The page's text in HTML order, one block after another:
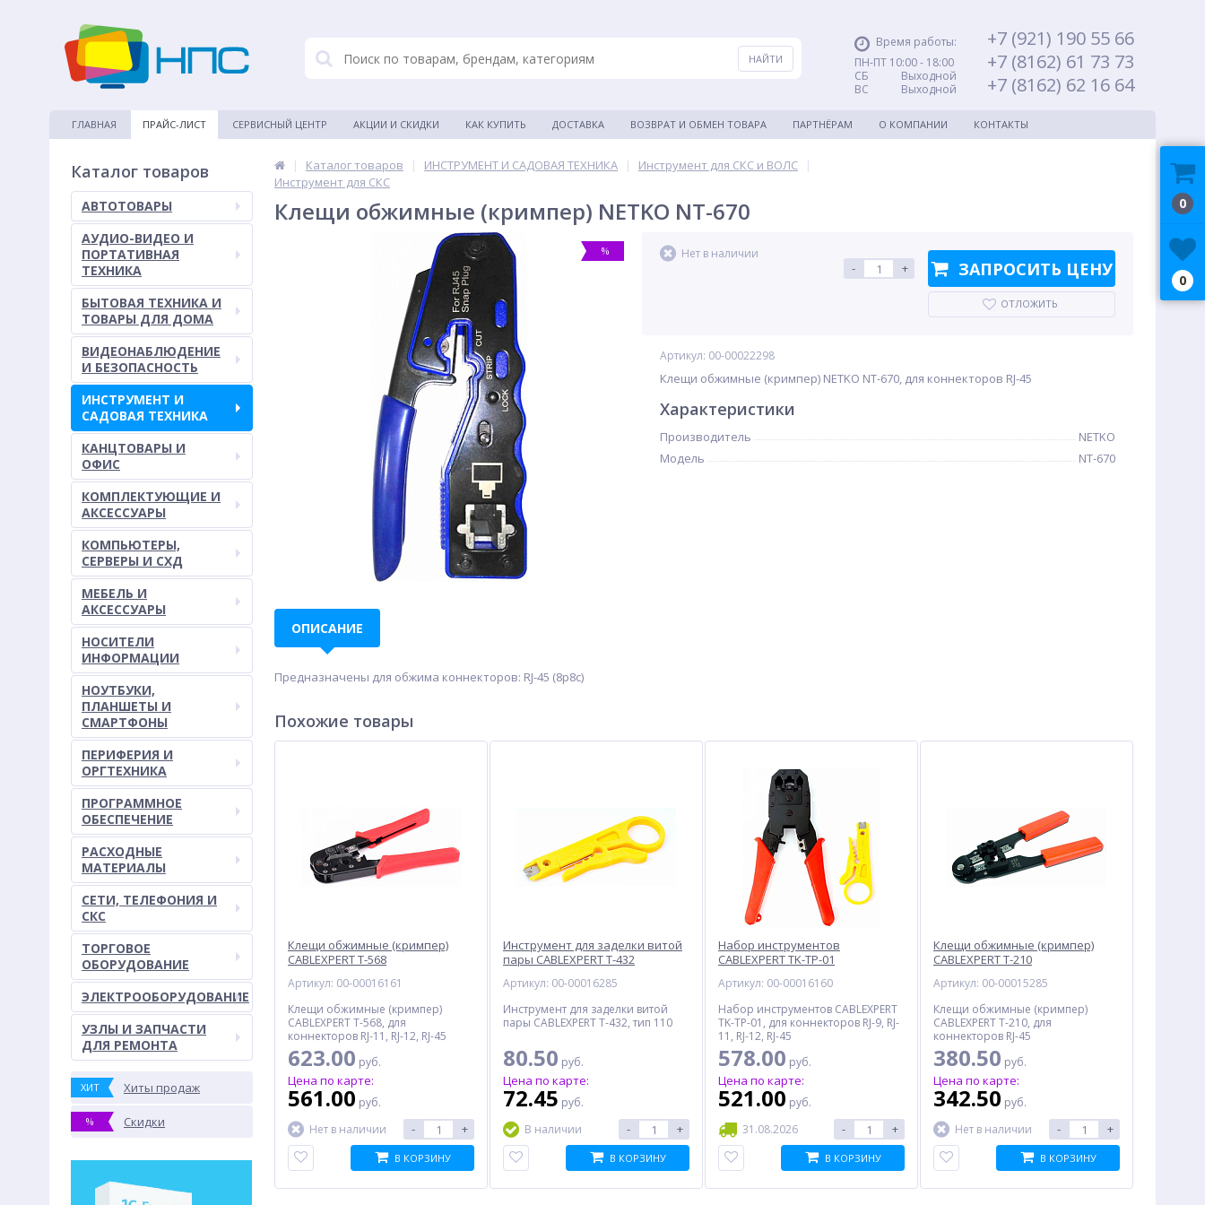
Время работы:
ПН-ПТ 10:00 - 18:00
СБ Выходной
ВС Выходной
+7 (921) 190 55 66
+7 (8162) 61 73 73
+7 (8162) 62 16 64
ГЛАВНАЯ ПРАЙС-ЛИСТ СЕРВИСНЫЙ ЦЕНТР АКЦИИ И СКИДКИ КАК КУПИТЬ ДОСТАВКА ВОЗВРАТ И ОБМЕН ТОВАРА ПАРТНЁРАМ О КОМПАНИИ КОНТАКТЫ
Каталог товаров
АВТОТОВАРЫ
АУДИО-ВИДЕО И
ПОРТАТИВНАЯ
ТЕХНИКА
БЫТОВАЯ ТЕХНИКА И
ТОВАРЫ ДЛЯ ДОМА
ВИДЕОНАБЛЮДЕНИЕ
И БЕЗОПАСНОСТЬ
ИНСТРУМЕНТ И
САДОВАЯ ТЕХНИКА
КАНЦТОВАРЫ И
ОФИС
КОМПЛЕКТУЮЩИЕ И
АКСЕССУАРЫ
КОМПЬЮТЕРЫ,
СЕРВЕРЫ И СХД
МЕБЕЛЬ И
АКСЕССУАРЫ
НОСИТЕЛИ
ИНФОРМАЦИИ
НОУТБУКИ,
ПЛАНШЕТЫ И
СМАРТФОНЫ
ПЕРИФЕРИЯ И
ОРГТЕХНИКА
ПРОГРАММНОЕ
ОБЕСПЕЧЕНИЕ
РАСХОДНЫЕ
МАТЕРИАЛЫ
СЕТИ, ТЕЛЕФОНИЯ И
СКС
ТОРГОВОЕ
ОБОРУДОВАНИЕ
ЭЛЕКТРООБОРУДОВАНИЕ
УЗЛЫ И ЗАПЧАСТИ
ДЛЯ РЕМОНТА
ХИТ Хиты продаж
% Скидки
| Каталог товаров | ИНСТРУМЕНТ И САДОВАЯ ТЕХНИКА | Инструмент для СКС и ВОЛС
|
Инструмент для СКС
Клещи обжимные (кримпер) NETKO NT-670
% Нет в наличии
- + ЗАПРОСИТЬ ЦЕНУ
ОТЛОЖИТЬ
Артикул: 00-00022298
Клещи обжимные (кримпер) NETKO NT-670, для коннекторов RJ-45
Характеристики
Производитель
NETKO
Модель
NT-670
ОПИСАНИЕ
Предназначены для обжима коннекторов: RJ-45 (8p8c)
Похожие товары
Клещи обжимные (кримпер)
CABLEXPERT T-568
Артикул: 00-00016161
Клещи обжимные (кримпер)
CABLEXPERT T-568, для
коннекторов RJ-11, RJ-12, RJ-45
623.00 руб.
Цена по карте:
561.00 руб.
Нет в наличии
- +
В КОРЗИНУ
Инструмент для заделки витой
пары CABLEXPERT T-432
Артикул: 00-00016285
Инструмент для заделки витой
пары CABLEXPERT T-432, тип 110
80.50 руб.
Цена по карте:
72.45 руб.
В наличии
- +
В КОРЗИНУ
Набор инструментов
CABLEXPERT TK-TP-01
Артикул: 00-00016160
Набор инструментов CABLEXPERT
TK-TP-01, для коннекторов RJ-9, RJ-
11, RJ-12, RJ-45
578.00 руб.
Цена по карте:
521.00 руб.
31.08.2026
- +
В КОРЗИНУ
Клещи обжимные (кримпер)
CABLEXPERT T-210
Артикул: 00-00015285
Клещи обжимные (кримпер)
CABLEXPERT T-210, для
коннекторов RJ-45
380.50 руб.
Цена по карте:
342.50 руб.
Нет в наличии
- +
В КОРЗИНУ
0
0